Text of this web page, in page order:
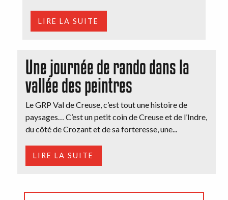
LIRE LA SUITE
Une journée de rando dans la
vallée des peintres
Le GRP Val de Creuse, c’est tout une histoire de
paysages… C’est un petit coin de Creuse et de l’Indre,
du côté de Crozant et de sa forteresse, une...
LIRE LA SUITE